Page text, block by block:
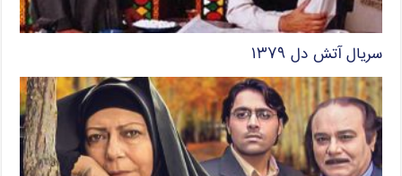
سریال آتش دل ۱۳۷۹